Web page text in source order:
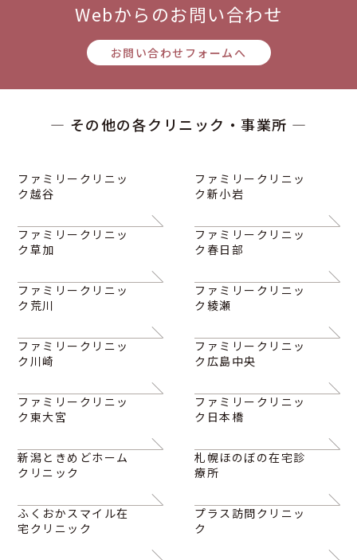
Webからのお問い合わせ
お問い合わせフォームへ
— その他の各クリニック・事業所 —
ファミリークリニッ
ク越谷
ファミリークリニッ
ク新小岩
ファミリークリニッ
ク草加
ファミリークリニッ
ク春日部
ファミリークリニッ
ク荒川
ファミリークリニッ
ク綾瀬
ファミリークリニッ
ク川崎
ファミリークリニッ
ク広島中央
ファミリークリニッ
ク東大宮
ファミリークリニッ
ク日本橋
新潟ときめどホーム
クリニック
札幌ほのぼの在宅診
療所
ふくおかスマイル在
宅クリニック
プラス訪問クリニッ
ク